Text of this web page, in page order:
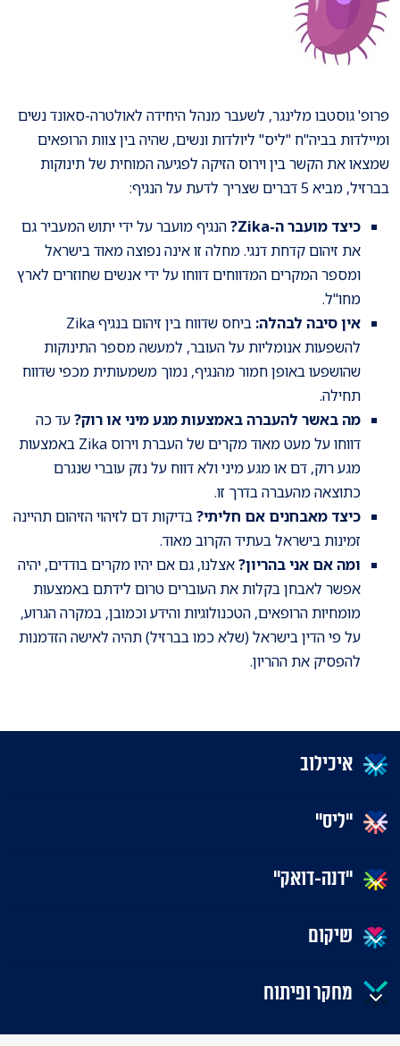
פרופ' גוסטבו מלינגר, לשעבר מנהל היחידה לאולטרה-סאונד נשים
ומיילדות בביה"ח "ליס" ליולדות ונשים, שהיה בין צוות הרופאים
שמצאו את הקשר בין וירוס הזיקה לפגיעה המוחית של תינוקות
בברזיל, מביא 5 דברים שצריך לדעת על הנגיף:
כיצד מועבר ה-Zika?
הנגיף מועבר על ידי יתוש המעביר גם
את זיהום קדחת דנגי. מחלה זו אינה נפוצה מאוד בישראל
ומספר המקרים המדווחים דווחו על ידי אנשים שחוזרים לארץ
מחו"ל.
אין סיבה לבהלה:
ביחס שדווח בין זיהום בנגיף Zika
להשפעות אנומליות על העובר, למעשה מספר התינוקות
שהושפעו באופן חמור מהנגיף, נמוך משמעותית מכפי שדווח
תחילה.
מה באשר להעברה באמצעות מגע מיני או רוק?עד כה
דווחו על מעט מאוד מקרים של העברת וירוס Zika באמצעות
מגע רוק, דם או מגע מיני ולא דווח על נזק עוברי שנגרם
כתוצאה מהעברה בדרך זו.
כיצד מאבחנים אם חליתי?בדיקות דם לזיהוי הזיהום תהיינה
זמינות בישראל בעתיד הקרוב מאוד.
ומה אם אני בהריון?אצלנו, גם אם יהיו מקרים בודדים, יהיה
אפשר לאבחן בקלות את העוברים טרום לידתם באמצעות
מומחיות הרופאים, הטכנולוגיות והידע וכמובן, במקרה הגרוע,
על פי הדין בישראל (שלא כמו בברזיל) תהיה לאישה הזדמנות
להפסיק את ההריון.
איכילוב
"ליס"
"דנה-דואק"
שיקום
מחקר ופיתוח